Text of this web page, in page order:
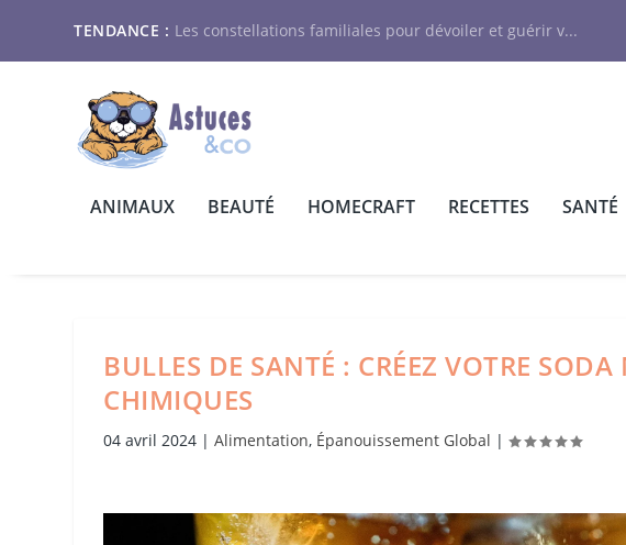
TENDANCE : Les constellations familiales pour dévoiler et guérir v...
ANIMAUX BEAUTÉ HOMECRAFT RECETTES SANTÉ
BULLES DE SANTÉ : CRÉEZ VOTRE
CHIMIQUES
04 avril 2024 |Alimentation, Épanouissement Global |